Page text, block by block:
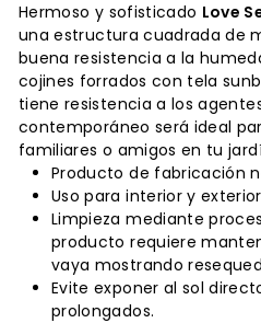
Hermoso y sofisticado Love
una estructura cuadrada de
buena resistencia a la
cojines forrados con tela
tiene resistencia a los
contemporáneo será ideal
familiares o amigos en tu
Producto de fabricación
Uso para interior y
Limpieza mediante
producto requiere
vaya mostrando
Evite exponer al sol
prolongados.